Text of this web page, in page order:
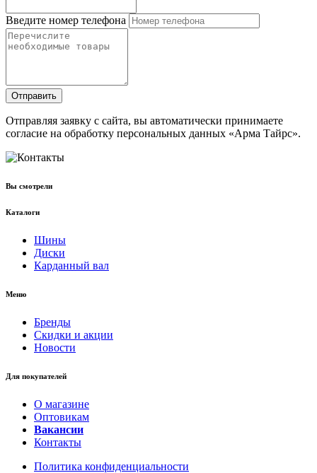
Введите номер телефона
Отправить
Отправляя заявку с сайта, вы автоматически принимаете
согласие на обработку персональных данных «Арма Тайрс».
Вы смотрели
Каталоги
Шины
Диски
Карданный вал
Меню
Бренды
Скидки и акции
Новости
Для покупателей
О магазине
Оптовикам
Вакансии
Контакты
Политика конфиденциальности